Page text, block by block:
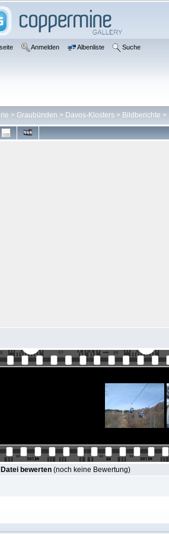
Anmelden Albenliste Suche
> Graubünden > Davos-Klosters> Bildberichte >
bewerten(noch keine Bewertung)